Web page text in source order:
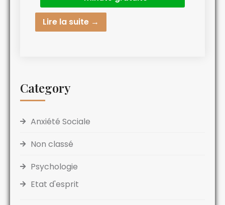
Lire la suite →
Category
Anxiété Sociale
Non classé
Psychologie
Etat d'esprit